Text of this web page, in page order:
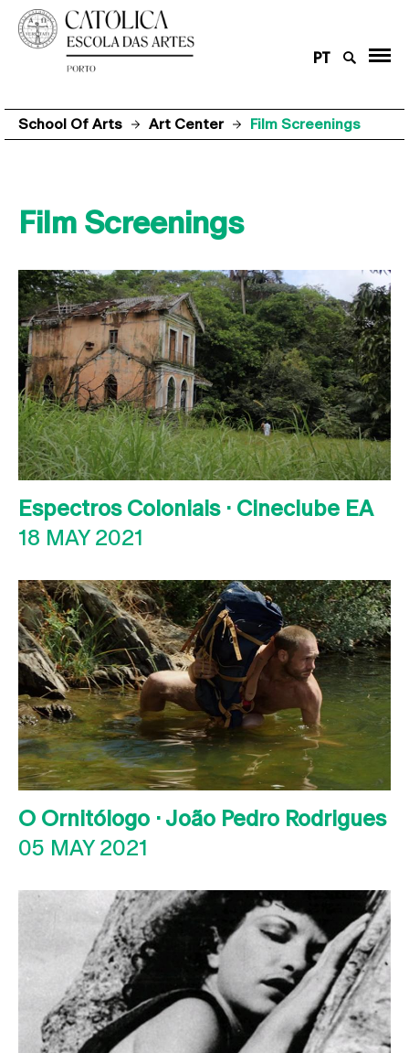
PT
School Of Arts Art Center Film Screenings
Film Screenings
Espectros Coloniais · Cineclube EA
18 MAY 2021
O Ornitólogo · João Pedro Rodrigues
05 MAY 2021